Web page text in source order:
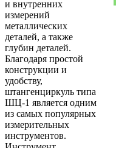
и внутренних
измерений
металлических
деталей, а также
глубин деталей.
Благодаря простой
конструкции и
удобству,
штангенциркуль типа
ШЦ-1 является одним
из самых популярных
измерительных
инструментов.